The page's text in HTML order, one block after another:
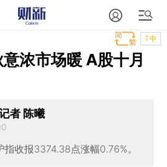
T中
浓市场暖 A股十月
者 陈曦
收报3374.38点涨幅0.76%。